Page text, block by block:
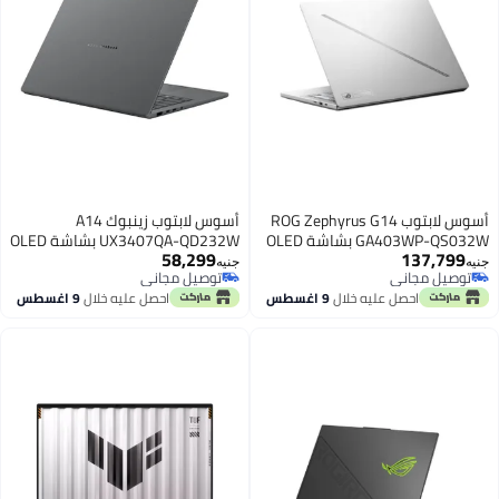
أسوس لابتوب ROG Zephyrus G14
GA403WP-QS032W بشاشة OLED
1 تيرابايت SSD / NVIDIA GeForce
جنيه137,799
توصيل مجاني
توصيل مجانياحصل عليه خلال9 اغسطس
أسوس لابتوب زينبوك A14
UX3407QA-QD232W بشاشة OLED
مقاس 14 بوصة / كوالكوم سناب
/ 1 تيرابايت SSD / كوالكوم أدرينو
جنيه58,299
توصيل مجاني
توصيل مجانياحصل عليه خلال9 اغسطس